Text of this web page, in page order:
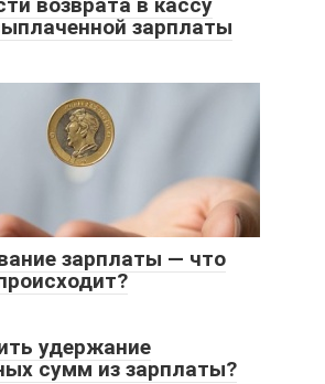
возврата в кассу
зарплаты
зарплаты — что
удержание
сумм из зарплаты?